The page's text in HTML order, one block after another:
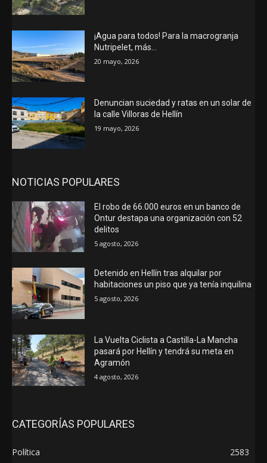
¡Agua para todos! Para la macrogranja
Nutripelet, más…
20 mayo, 2026
Denuncian suciedad y ratas en un solar de
la calle Villoras de Hellín
19 mayo, 2026
NOTICIAS POPULARES
El robo de 66.000 euros en un banco de
Ontur destapa una organización con 52
delitos
5 agosto, 2026
Detenido en Hellín tras alquilar por
habitaciones un piso que ya tenía inquilina
5 agosto, 2026
La Vuelta Ciclista a Castilla-La Mancha
pasará por Hellín y tendrá su meta en
Agramón
4 agosto, 2026
CATEGORÍAS POPULARES
Política
2583